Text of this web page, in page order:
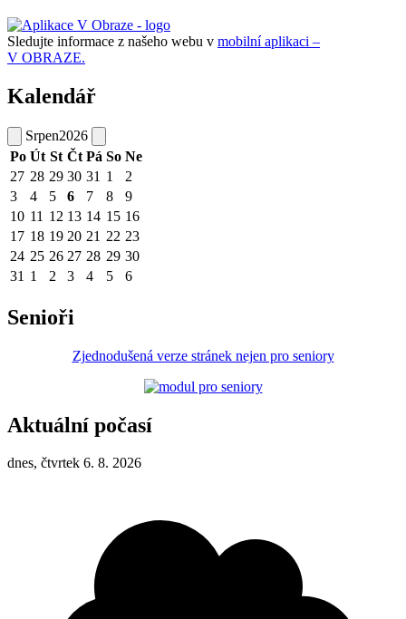
Sledujte informace z našeho webu v mobilní aplikaci –
V OBRAZE.
Kalendář
Srpen2026
Po Út St Čt Pá So Ne
27 28 29 30 31 1
2
3
4 5 6 7 8
9
10 11 12 13 14 15 16
17 18 19 20 21 22 23
24 25 26 27 28 29 30
31 1 2 3 4 5 6
Senioři
Zjednodušená verze stránek nejen pro seniory
Aktuální počasí
dnes, čtvrtek 6. 8. 2026